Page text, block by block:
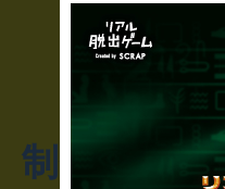
制作のご